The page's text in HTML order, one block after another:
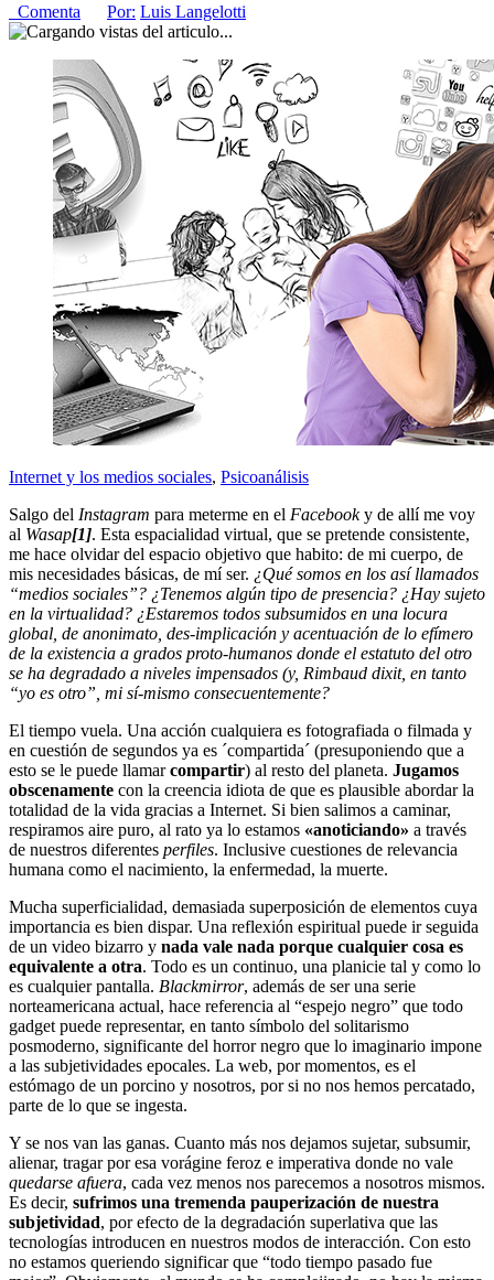
Comenta Por: Luis Langelotti
Internet y los medios sociales, Psicoanálisis
Salgo del Instagram para meterme en el Facebooky de allí me voy
al Wasap[1]. Esta espacialidad virtual, que se pretende consistente,
me hace olvidar del espacio objetivo que habito: de mi cuerpo, de
mis necesidades básicas, de mí ser. ¿Qué somos en los así llamados
“medios sociales”? ¿Tenemos algún tipo de presencia? ¿Hay sujeto
en la virtualidad? ¿Estaremos todos subsumidos en una locura
global, de anonimato, des-implicación y acentuación de lo efímero
de la existencia a grados proto-humanos donde el estatuto del otro
se ha degradado a niveles impensados (y, Rimbaud dixit, en tanto
“yo es otro”, mi sí-mismo consecuentemente?
El tiempo vuela. Una acción cualquiera es fotografiada o filmada y
en cuestión de segundos ya es ´compartida´ (presuponiendo que a
esto se le puede llamarcompartir) al resto del planeta. Jugamos
obscenamente con la creencia idiota de que es plausible abordar la
totalidad de la vida gracias a Internet. Si bien salimos a caminar,
respiramos aire puro, al rato ya lo estamos «anoticiando» a través
de nuestros diferentes perfiles. Inclusive cuestiones de relevancia
humana como el nacimiento, la enfermedad, la muerte.
Mucha superficialidad, demasiada superposición de elementos cuya
importancia es bien dispar. Una reflexión espiritual puede ir seguida
de un video bizarro y nada vale nada porque cualquier cosa es
equivalente a otra. Todo es un continuo, una planicie tal y como lo
es cualquier pantalla. Blackmirror, además de ser una serie
norteamericana actual, hace referencia al “espejo negro” que todo
gadget puede representar, en tanto símbolo del solitarismo
posmoderno, significante del horror negro que lo imaginario impone
a las subjetividades epocales. La web, por momentos, es el
estómago de un porcino y nosotros, por si no nos hemos percatado,
parte de lo que se ingesta.
Y se nos van las ganas. Cuanto más nos dejamos sujetar, subsumir,
alienar, tragar por esa vorágine feroz e imperativa donde no vale
quedarse afuera, cada vez menos nos parecemos a nosotros mismos.
Es decir, sufrimos una tremenda pauperización de nuestra
subjetividad, por efecto de la degradación superlativa que las
tecnologías introducen en nuestros modos de interacción. Con esto
no estamos queriendo significar que “todo tiempo pasado fue